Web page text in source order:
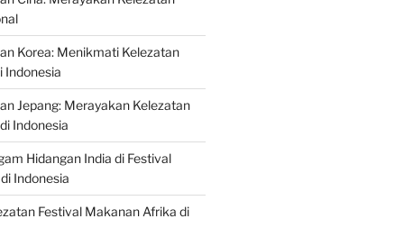
Korea: Menikmati Kelezatan
Indonesia
Jepang: Merayakan Kelezatan
Indonesia
Hidangan India di Festival
Indonesia
Festival Makanan Afrika di